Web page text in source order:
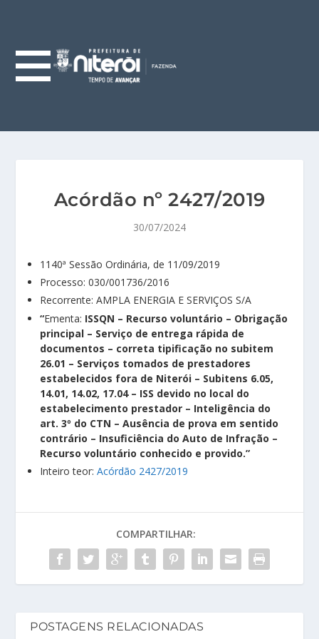
Acórdão nº 2427/2019
30/07/2024
1140ª Sessão Ordinária, de 11/09/2019
Processo: 030/001736/2016
Recorrente: AMPLA ENERGIA E SERVIÇOS S/A
“Ementa: ISSQN – Recurso voluntário – Obrigação
principal – Serviço de entrega rápida de
documentos – correta tipificação no subitem
26.01 – Serviços tomados de prestadores
estabelecidos fora de Niterói – Subitens 6.05,
14.01, 14.02, 17.04 – ISS devido no local do
estabelecimento prestador – Inteligência do
art. 3º do CTN – Ausência de prova em sentido
contrário – Insuficiência do Auto de Infração –
Recurso voluntário conhecido e provido.”
Inteiro teor:Acórdão 2427/2019
COMPARTILHAR:
POSTAGENS RELACIONADAS